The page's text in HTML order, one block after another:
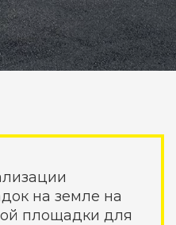
на земле на
площадки для